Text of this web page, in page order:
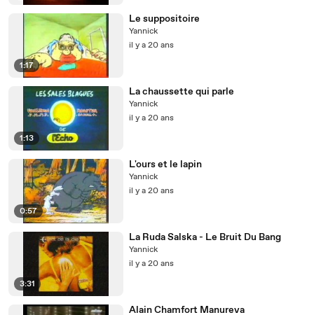
1:17
Le suppositoire
Yannick
il y a 20 ans
1:13
La chaussette qui parle
Yannick
il y a 20 ans
0:57
L'ours et le lapin
Yannick
il y a 20 ans
3:31
La Ruda Salska - Le Bruit Du Bang
Yannick
il y a 20 ans
Alain Chamfort Manureva